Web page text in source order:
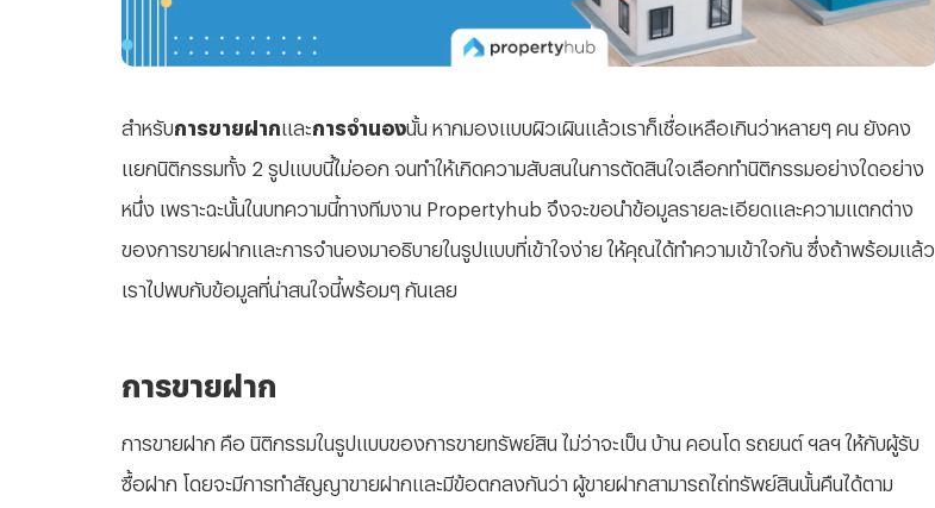
สำหรับการขายฝากและการจำนองนั้น หากมองแบบผิวเผินแล้วเราก็เชื่อเหลือเกินว่าหลายๆ คน ยังคง
แยกนิติกรรมทั้ง 2 รูปแบบนี้ไม่ออก จนทำให้เกิดความสับสนในการตัดสินใจเลือกทำนิติกรรมอย่างใดอย่าง
หนึ่ง เพราะฉะนั้นในบทความนี้ทางทีมงาน Propertyhub จึงจะขอนำข้อมูลรายละเอียดและความแตกต่าง
ของการขายฝากและการจำนองมาอธิบายในรูปแบบที่เข้าใจง่าย ให้คุณได้ทำความเข้าใจกัน ซึ่งถ้าพร้อมแล้ว
เราไปพบกับข้อมูลที่น่าสนใจนี้พร้อมๆ กันเลย
การขายฝาก
การขายฝาก คือ นิติกรรมในรูปแบบของการขายทรัพย์สิน ไม่ว่าจะเป็น บ้าน คอนโด รถยนต์ ฯลฯ ให้กับผู้รับ
ซื้อฝาก โดยจะมีการทำสัญญาขายฝากและมีข้อตกลงกันว่า ผู้ขายฝากสามารถไถ่ทรัพย์สินนั้นคืนได้ตาม